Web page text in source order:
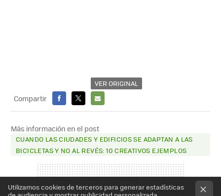
VER ORIGINAL
Compartir
FACEBOOK
X
E-
MAIL
Más información en el post
CUANDO LAS CIUDADES Y EDIFICIOS SE ADAPTAN A LAS
BICICLETAS Y NO AL REVÉS: 10 CREATIVOS EJEMPLOS
Utilizamos cookies de terceros para generar estadísticas